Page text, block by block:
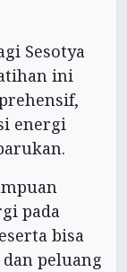
Sesotya
ini
energi
pada
bisa
peluang